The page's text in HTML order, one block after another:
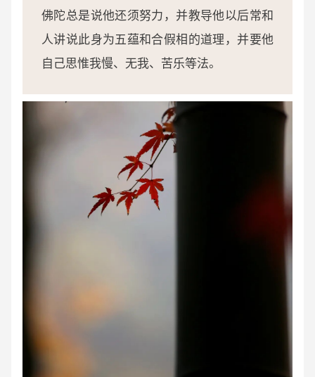
佛陀总是说他还须努力，并教导他以后常和
人讲说此身为五蕴和合假相的道理，并要他
自己思惟我慢、无我、苦乐等法。